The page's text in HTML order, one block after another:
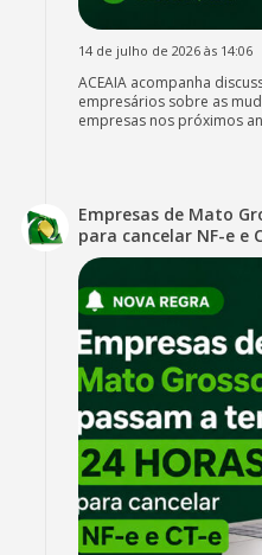
14 de julho de 2026 às 14:06
ACEAIA acompanha
empresários sobre as
empresas nos próximos
Empresas de Mato
para cancelar NF-e e